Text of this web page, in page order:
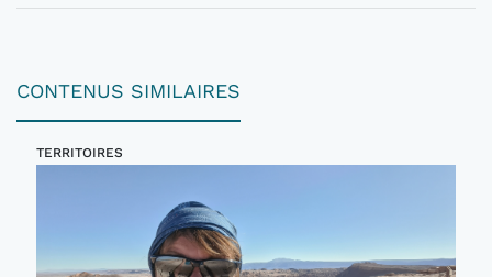
CONTENUS SIMILAIRES
TERRITOIRES